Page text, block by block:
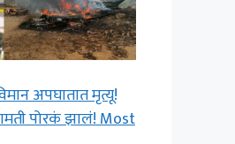
अपघातात मृत्यू!
पोरकं झालं! Most